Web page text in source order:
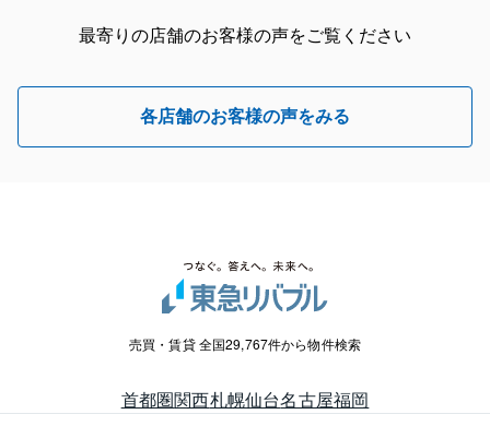
最寄りの店舗のお客様の声をご覧ください
各店舗のお客様の声をみる
売買・賃貸 全国29,767件から物件検索
首都圏関西札幌仙台名古屋福岡